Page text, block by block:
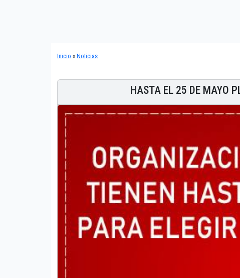
Inicio » Noticias
HASTA EL 25 DE MAYO